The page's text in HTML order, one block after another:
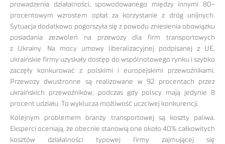
prowadzenia działalności, spowodowanego między innymi 80-
procentowym wzrostem opłat za korzystanie z dróg unijnych.
Sytuacja dodatkowo pogorszyła się z powodu zniesienia obowiązku
posiadania zezwoleń na przewozy dla firm transportowych
z Ukrainy. Na mocy umowy liberalizacyjnej podpisanej z UE,
ukraińskie firmy uzyskały dostęp do wspólnotowego rynku i szybko
zaczęły konkurować z polskimi i europejskimi przewoźnikami.
Przewozy dwustronne są realizowane w 92 procentach przez
ukraińskich przewoźników, podczas gdy polscy mają jedynie 8
procent udziału. To wyklucza możliwość uczciwej konkurencji.
Kolejnym problemem branży transportowej są koszty paliwa.
Eksperci oceniają, że obecnie stanowią one około 40% całkowitych
kosztów działalności typowej firmy zajmującej się